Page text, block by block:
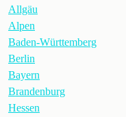
Allgäu
Alpen
Baden-Württemberg
Berlin
Bayern
Brandenburg
Hessen